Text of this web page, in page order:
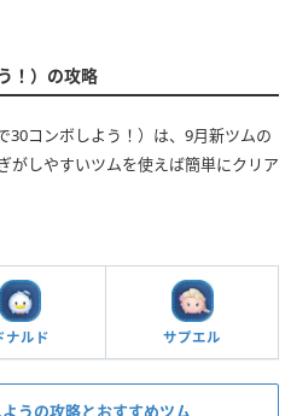
！）の攻略
30コンボしよう！）は、9月新ツムの
がしやすいツムを使えば簡単にクリア
ナルド サプエル